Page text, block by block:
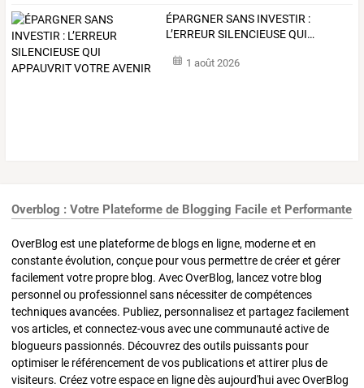
ÉPARGNER SANS INVESTIR :
L’ERREUR SILENCIEUSEQUI…
1 août 2026
Overblog : Votre Plateforme de Blogging Facile et Performante
OverBlog est une plateforme de blogs en ligne, moderne et en
constante évolution, conçue pour vous permettre de créer et gérer
facilement votre propre blog. Avec OverBlog, lancez votre blog
personnel ou professionnel sans nécessiter de compétences
techniques avancées. Publiez, personnalisez et partagez facilement
vos articles, et connectez-vous avec une communauté active de
blogueurs passionnés. Découvrez des outils puissants pour
optimiser le référencement de vos publications et attirer plus de
visiteurs. Créez votre espace en ligne dès aujourd'hui avec OverBlog